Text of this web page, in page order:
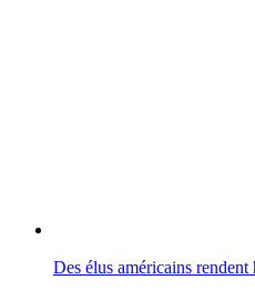
Des élus américains